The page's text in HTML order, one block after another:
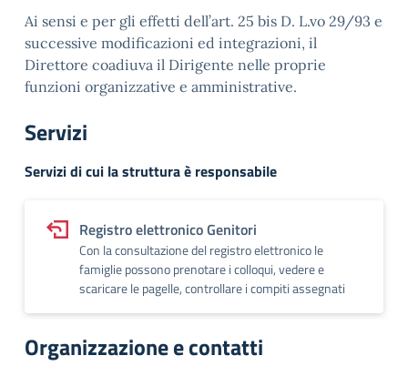
Ai sensi e per gli effetti dell’art. 25 bis D. L.vo 29/93 e
successive modificazioni ed integrazioni, il
Direttore coadiuva il Dirigente nelle proprie
funzioni organizzative e amministrative.
Servizi
Servizi di cui la struttura è responsabile
Registro elettronico Genitori
Con la consultazione del registro elettronico le
famiglie possono prenotare i colloqui, vedere e
scaricare le pagelle, controllare i compiti assegnati
Organizzazione e contatti